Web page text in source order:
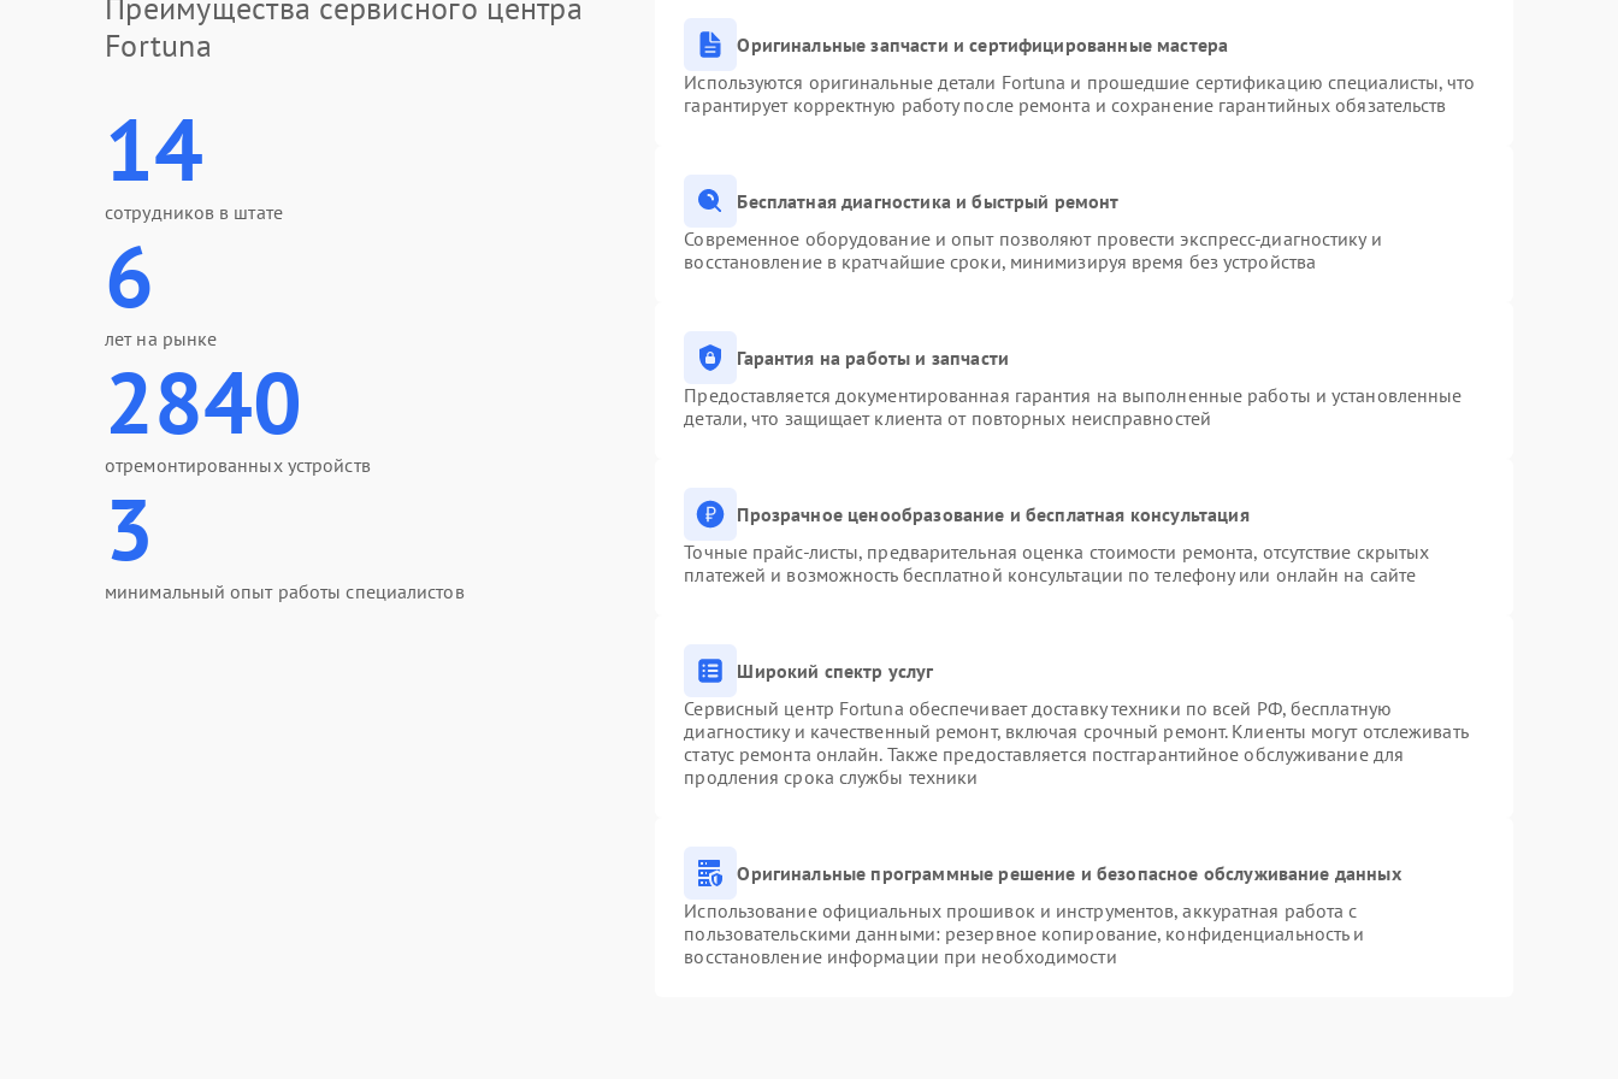
Fortuna
14
сотрудников в штате
6
лет на рынке
2840
отремонтированных устройств
3
минимальный опыт работы специалистов
Оригинальные запчасти и сертифицированные мастера
Используются оригинальные детали Fortuna и прошедшие сертификацию специалисты, что
гарантирует корректную работу после ремонта и сохранение гарантийных обязательств
Бесплатная диагностика и быстрый ремонт
Современное оборудование и опыт позволяют провести экспресс-диагностику и
восстановление в кратчайшие сроки, минимизируя время без устройства
Гарантия на работы и запчасти
Предоставляется документированная гарантия на выполненные работы и установленные
детали, что защищает клиента от повторных неисправностей
Прозрачное ценообразование и бесплатная консультация
Точные прайс-листы, предварительная оценка стоимости ремонта, отсутствие скрытых
платежей и возможность бесплатной консультации по телефону или онлайн на сайте
Широкий спектр услуг
Сервисный центр Fortuna обеспечивает доставку техники по всей РФ, бесплатную
диагностику и качественный ремонт, включая срочный ремонт. Клиенты могут отслеживать
статус ремонта онлайн. Также предоставляется постгарантийное обслуживание для
продления срока службы техники
Оригинальные программные решение и безопасное обслуживание данных
Использование официальных прошивок и инструментов, аккуратная работа с
пользовательскими данными: резервное копирование, конфиденциальность и
восстановление информации при необходимости